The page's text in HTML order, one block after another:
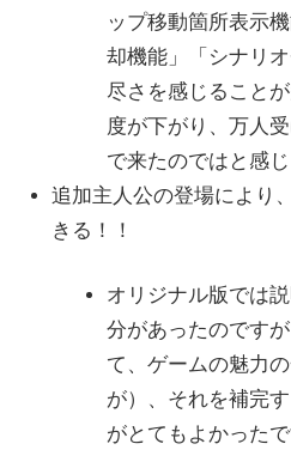
ップ移動箇所表示
却機能」「シナリ
尽さを感じること
度が下がり、万人
で来たのではと感じ
追加主人公の登場により
きる！！
オリジナル版では
分があったのです
て、ゲームの魅力
が）、それを補完
がとてもよかった